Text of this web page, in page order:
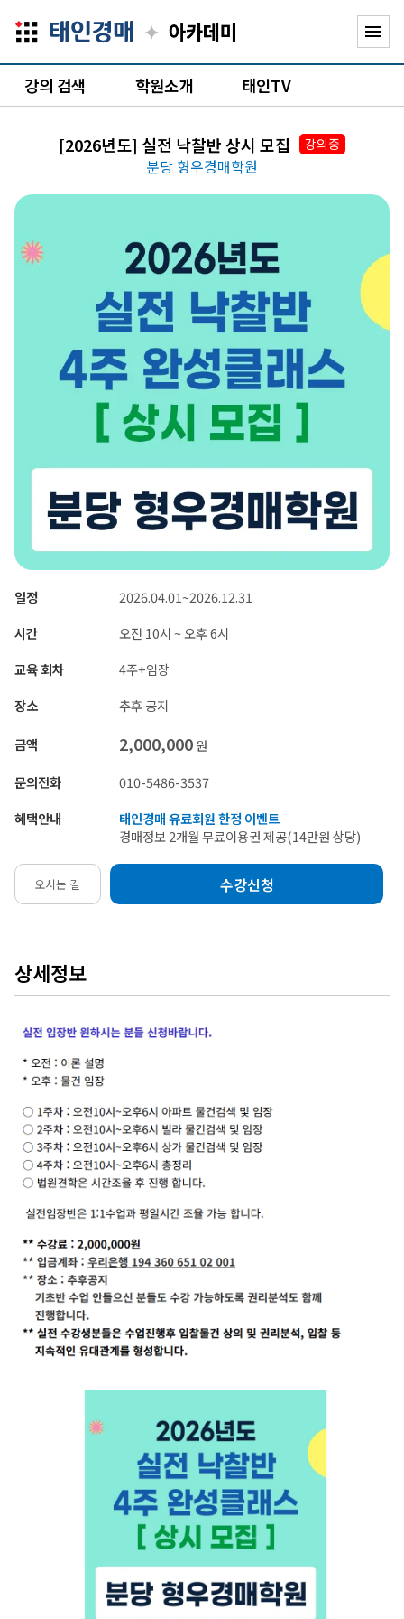
✦ menu
강의 검색 학원소개 태인TV
[2026년도] 실전 낙찰반 상시 모집 강의중
분당 형우경매학원
일정
2026.04.01~2026.12.31
시간
오전 10시 ~ 오후 6시
교육 회차
4주+임장
장소
추후 공지
금액 2,000,000원
문의전화
010-5486-3537
혜택안내
태인경매 유료회원 한정 이벤트
경매정보 2개월 무료이용권 제공(14만원 상당)
오시는 길 수강신청
상세정보